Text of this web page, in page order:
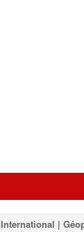
International |